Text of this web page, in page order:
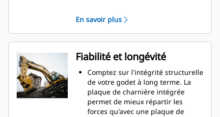
double améliore le flux des
matières dans le godet. Le
dégagement de talon accru
garantit que le fond du godet ne
frotte pas, ce qui réduit les coûts
d'entretien.
La consommation de carburant est
maximale lors de l'excavation. Les
godets Cat sont conçus pour
creuser dans les matériaux
En savoir plus
Fiabilité et longévité
Comptez sur l'intégrité structurelle
de votre godet à long terme. La
plaque de charnière intégrée
permet de mieux répartir les
forces qu'avec une plaque de